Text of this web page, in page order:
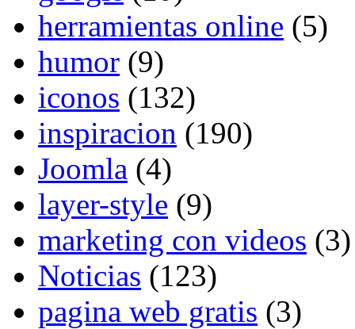
herramientas online (5)
humor (9)
iconos (132)
inspiracion (190)
Joomla (4)
layer-style (9)
marketing con videos (3)
Noticias (123)
pagina web gratis (3)